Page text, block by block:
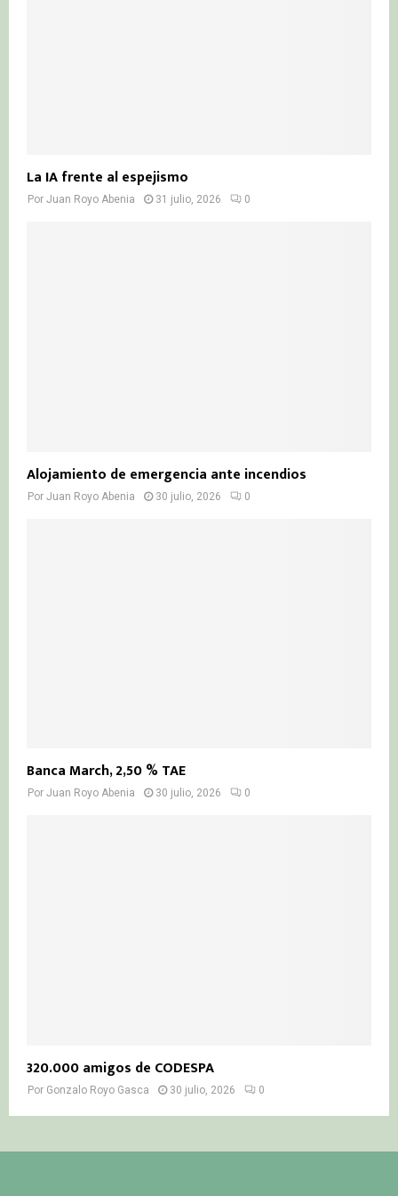
La IA frente al espejismo
Por Juan Royo Abenia 31 julio, 2026 0
Alojamiento de emergencia ante incendios
Por Juan Royo Abenia 30 julio, 2026 0
Banca March, 2,50 % TAE
Por Juan Royo Abenia 30 julio, 2026 0
320.000 amigos de CODESPA
Por Gonzalo Royo Gasca 30 julio, 2026 0